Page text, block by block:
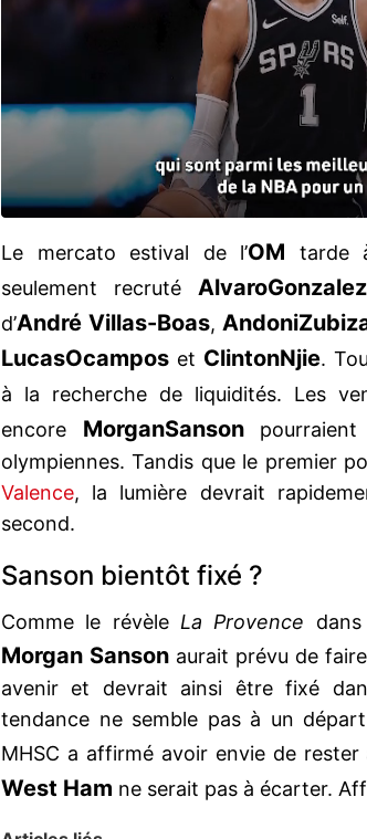
Le mercato estival de l’OM tarde
seulement recruté AlvaroGonzalez
d’André Villas-Boas,Andoni
LucasOcampos et ClintonNjie.
à la recherche de liquidités. Les
encore MorganSansonpourraient
olympiennes. Tandis que le premier
Valence, la lumière devrait
second.
Sanson bientôt fixé ?
Comme le révèle La Provence
Morgan Sanson aurait prévu de
avenir et devrait ainsi être fixé
tendance ne semble pas à un
MHSC a affirmé avoir envie de rester
West Ham ne serait pas à écarter.